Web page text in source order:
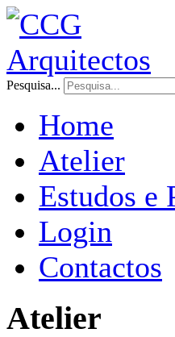
Pesquisa...
Home
Atelier
Estudos e
Login
Contactos
Atelier